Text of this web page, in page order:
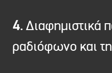
4.Διαφημιστικά
ραδιόφωνο και